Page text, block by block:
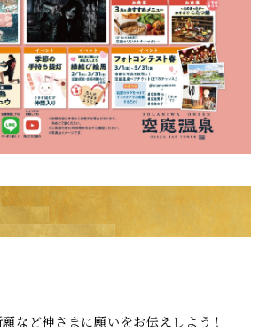
など神さまに願いをお伝えしよう！